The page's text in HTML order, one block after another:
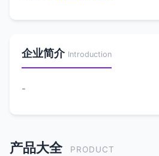
企业简介 Introduction
-
产品大全 PRODUCT